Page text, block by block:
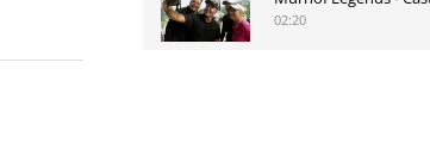
02:20